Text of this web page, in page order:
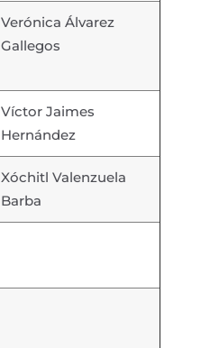
Verónica Álvarez
Gallegos
Víctor Jaimes
Hernández
Xóchitl Valenzuela
Barba